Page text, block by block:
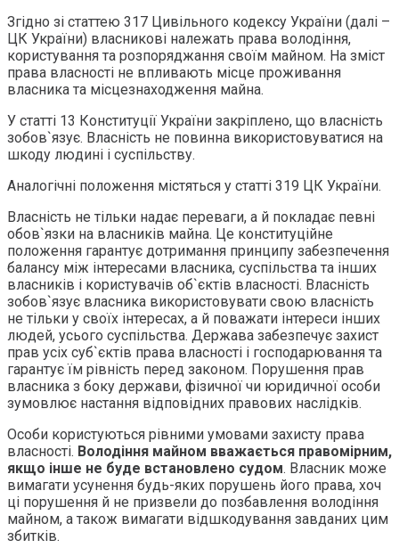
Згідно зі статтею 317 Цивільного кодексу України (далі –
ЦК України) власникові належать права володіння,
користування та розпоряджання своїм майном. На зміст
права власності не впливають місце проживання
власника та місцезнаходження майна.
У статті 13 Конституції України закріплено, що власність
зобов`язує. Власність не повинна використовуватися на
шкоду людині і суспільству.
Аналогічні положення містяться у статті 319 ЦК України.
Власність не тільки надає переваги, а й покладає певні
обов`язки на власників майна. Це конституційне
положення гарантує дотримання принципу забезпечення
балансу між інтересами власника, суспільства та інших
власників і користувачів об`єктів власності. Власність
зобов`язує власника використовувати свою власність
не тільки у своїх інтересах, а й поважати інтереси інших
людей, усього суспільства. Держава забезпечує захист
прав усіх суб`єктів права власності і господарювання та
гарантує їм рівність перед законом. Порушення прав
власника з боку держави, фізичної чи юридичної особи
зумовлює настання відповідних правових наслідків.
Особи користуються рівними умовами захисту права
власності. Володіння майном вважається правомірним,
якщо інше не буде встановлено судом. Власник може
вимагати усунення будь-яких порушень його права, хоч
ці порушення й не призвели до позбавлення володіння
майном, а також вимагати відшкодування завданих цим
збитків.